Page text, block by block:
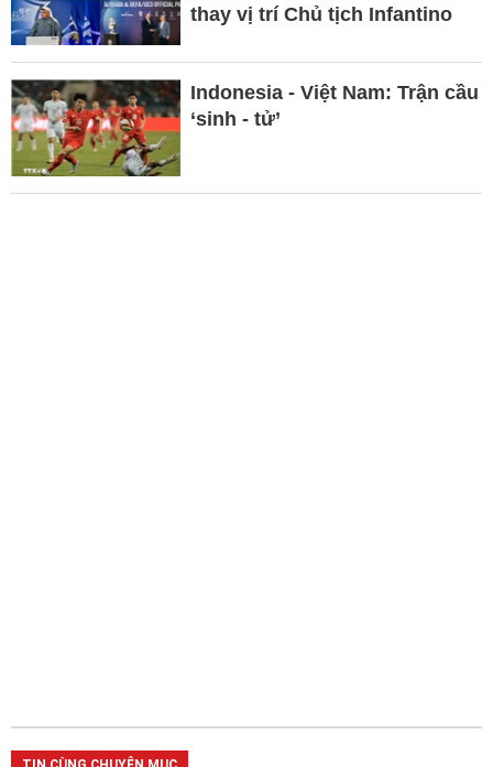
thay vị trí Chủ tịch Infantino
Indonesia - Việt Nam: Trận cầu
‘sinh - tử’